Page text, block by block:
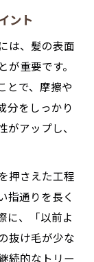
ント
は、髪の表面
が重要です。
とで、摩擦や
分をしっかり
がアップし、
押さえた工程
指通りを長く
に、「以前よ
抜け毛が少な
続的なトリー